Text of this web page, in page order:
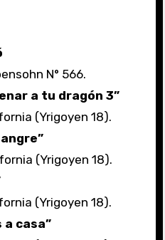
N° 566.
a tu dragón 3”
(Yrigoyen 18).
(Yrigoyen 18).
(Yrigoyen 18).
a casa”